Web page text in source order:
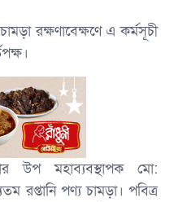
রক্ষণাবেক্ষণে এ কর্মসূচী
উপ মহাব্যবস্থাপক মো:
রপ্তানি পণ্য চামড়া। পবিত্র